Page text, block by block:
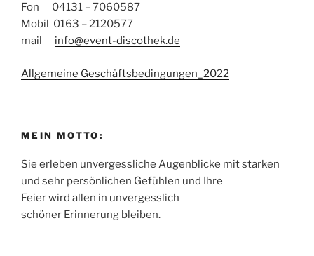
Fon 04131 – 7060587
Mobil 0163 – 2120577
mail info@event-discothek.de
Allgemeine Geschäftsbedingungen_2022
MEIN MOTTO:
Sie erleben unvergessliche Augenblicke mit starken
und sehr persönlichen Gefühlen und Ihre
Feier wird allen in unvergesslich
schöner Erinnerung bleiben.